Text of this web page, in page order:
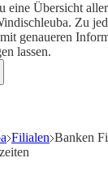
eine Übersicht
Zu
genaueren
lassen.
Filialen Banken